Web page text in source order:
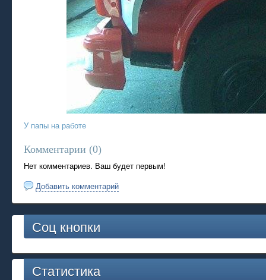
У папы на работе
Комментарии (0)
Нет комментариев. Ваш будет первым!
Добавить комментарий
Соц кнопки
Статистика